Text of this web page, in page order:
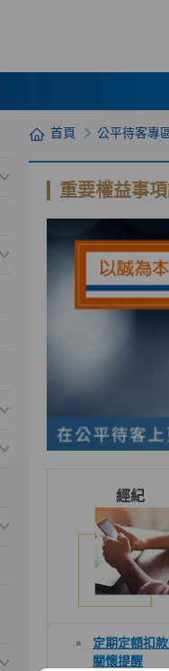
首頁 公平待客專
重要權益事
經紀
定期定額扣
關懷提醒